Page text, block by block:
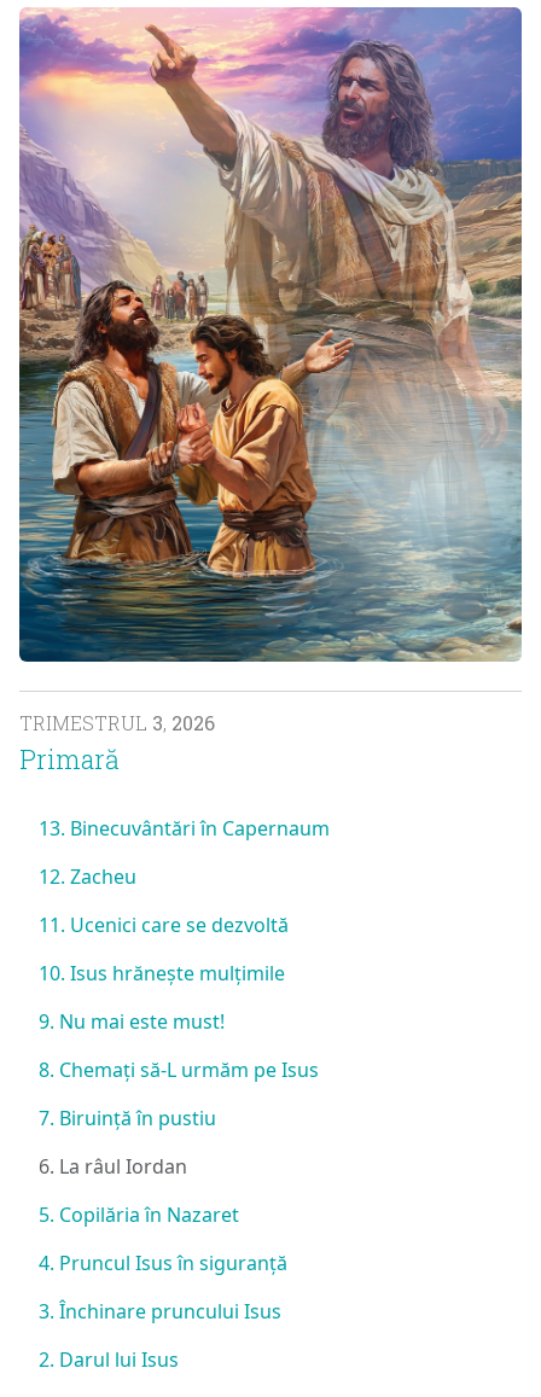
TRIMESTRUL 3, 2026
Primară
13. Binecuvântări în Capernaum
12. Zacheu
11. Ucenici care se dezvoltă
10. Isus hrănește mulțimile
9. Nu mai este must!
8. Chemați să-L urmăm pe Isus
7. Biruință în pustiu
6. La râul Iordan
5. Copilăria în Nazaret
4. Pruncul Isus în siguranță
3. Închinare pruncului Isus
2. Darul lui Isus